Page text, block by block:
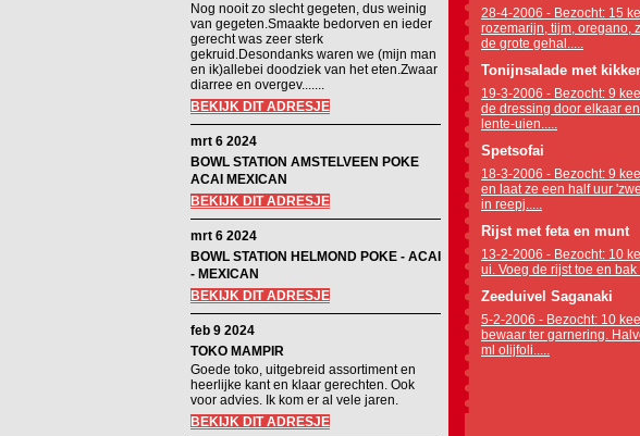
Nog nooit zo slecht gegeten, dus weinig
van gegeten.Smaakte bedorven en ieder
gerecht was zeer sterk
gekruid.Desondanks waren we (mijn man
en ik)allebei doodziek van het eten.Zwaar
diarree en overgev.......
BEKIJK DIT ADRESJE
mrt 6 2024
BOWL STATION AMSTELVEEN POKE
ACAI MEXICAN
BEKIJK DIT ADRESJE
mrt 6 2024
BOWL STATION HELMOND POKE - ACAI
- MEXICAN
BEKIJK DIT ADRESJE
feb 9 2024
TOKO MAMPIR
Goede toko, uitgebreid assortiment en
heerlijke kant en klaar gerechten. Ook
voor advies. Ik kom er al vele jaren.
BEKIJK DIT ADRESJE
28-4-2006 - Bezocht: 15
rozemarijn, tijm, oregano,
de grote gehal.....
Tonijnsalade met
19-3-2006 - Bezocht: 9
de dressing door elkaar
lente-uien.....
Spetsofai
18-3-2006 - Bezocht: 9
en laat ze een half uur
in reepj.....
Rijst met feta en munt
13-2-2006 - Bezocht: 10
ui. Voeg de rijst toe en
Zeeduivel Saganaki
5-2-2006 - Bezocht: 10
bewaar ter garnering.
ml olijfoli.....